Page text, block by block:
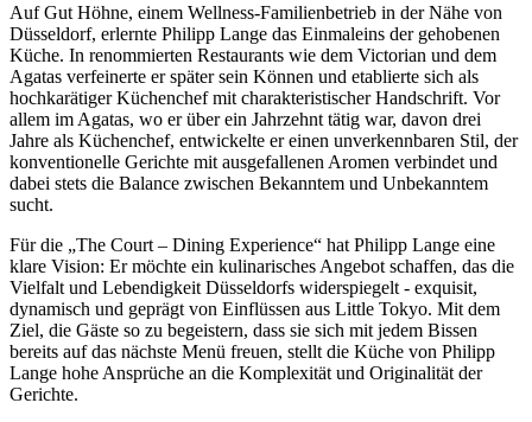
Auf Gut Höhne, einem Wellness-Familienbetrieb in der Nähe von
Düsseldorf, erlernte Philipp Lange das Einmaleins der gehobenen
Küche. In renommierten Restaurants wie dem Victorian und dem
Agatas verfeinerte er später sein Können und etablierte sich als
hochkarätiger Küchenchef mit charakteristischer Handschrift. Vor
allem im Agatas, wo er über ein Jahrzehnt tätig war, davon drei
Jahre als Küchenchef, entwickelte er einen unverkennbaren Stil, der
konventionelle Gerichte mit ausgefallenen Aromen verbindet und
dabei stets die Balance zwischen Bekanntem und Unbekanntem
sucht.
Für die „The Court – Dining Experience“ hat Philipp Lange eine
klare Vision: Er möchte ein kulinarisches Angebot schaffen, das die
Vielfalt und Lebendigkeit Düsseldorfs widerspiegelt - exquisit,
dynamisch und geprägt von Einflüssen aus Little Tokyo. Mit dem
Ziel, die Gäste so zu begeistern, dass sie sich mit jedem Bissen
bereits auf das nächste Menü freuen, stellt die Küche von Philipp
Lange hohe Ansprüche an die Komplexität und Originalität der
Gerichte.